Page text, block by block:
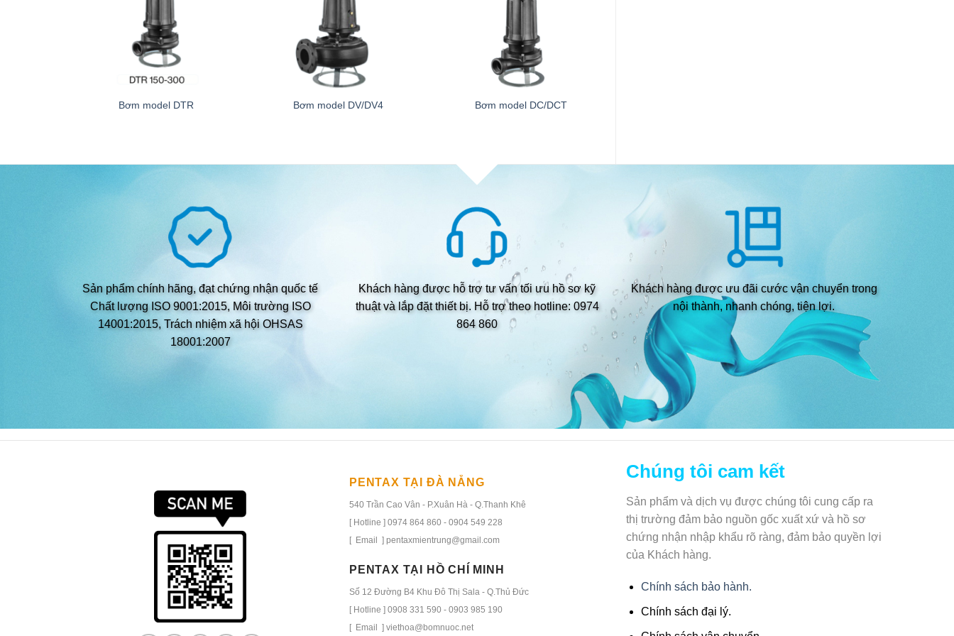
Bơm model DTR Bơm model DV/DV4 Bơm model DC/DCT
Sản phẩm chính hãng, đạt chứng nhận quốc tế
Chất lượng ISO 9001:2015, Môi trường ISO
14001:2015, Trách nhiệm xã hội OHSAS
18001:2007
Khách hàng được hỗ trợ tư vấn tối ưu hồ sơ kỹ
thuật và lắp đặt thiết bị. Hỗ trợ theo hotline: 0974
864 860
Khách hàng được ưu đãi cước vận chuyển trong
nội thành, nhanh chóng, tiện lợi.
PENTAX TẠI ĐÀ NẴNG
540 Trần Cao Vân - P.Xuân Hà - Q.Thanh Khê
[ Hotline ] 0974 864 860 - 0904 549 228
[ Email ] pentaxmientrung@gmail.com
PENTAX TẠI HỒ CHÍ MINH
Số 12 Đường B4 Khu Đô Thị Sala - Q.Thủ Đức
[ Hotline ] 0908 331 590 - 0903 985 190
[ Email ] viethoa@bomnuoc.net
Chúng tôi cam kết
Sản phẩm và dịch vụ được chúng tôi cung cấp ra
thị trường đảm bảo nguồn gốc xuất xứ và hồ sơ
chứng nhận nhập khẩu rõ ràng, đảm bảo quyền lợi
của Khách hàng.
Chính sách bảo hành.
Chính sách đại lý.